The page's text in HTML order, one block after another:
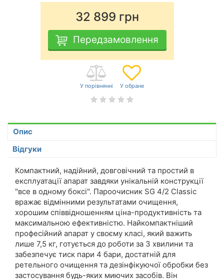
32 899 грн
Передзамовлення
Опис
Відгуки
Компактний, надійний, довговічний та простий в
експлуатації апарат завдяки унікальній конструкції
"все в одному боксі". Пароочисник SG 4/2 Classic
вражає відмінними результатами очищення,
хорошим співвідношенням ціна-продуктивність та
максимальною ефективністю. Найкомпактніший
професійний апарат у своєму класі, який важить
лише 7,5 кг, готується до роботи за 3 хвилини та
забезпечує тиск пари 4 бари, достатній для
ретельного очищення та дезінфікуючої обробки без
застосування будь-яких миючих засобів. Він